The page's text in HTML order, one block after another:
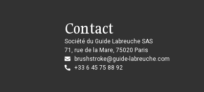
Contact
Société du Guide Labreuche SAS
71, rue de la Mare, 75020 Paris
brushstroke@guide-labreuche.com
+33 6 45 75 88 92